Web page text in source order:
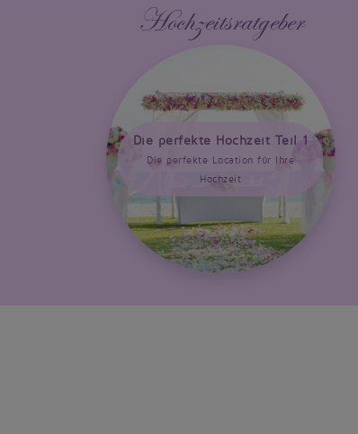
Hochzeitsratgeber
Die perfekte Hochzeit Teil 1
Die perfekte Location für Ihre
Hochzeit